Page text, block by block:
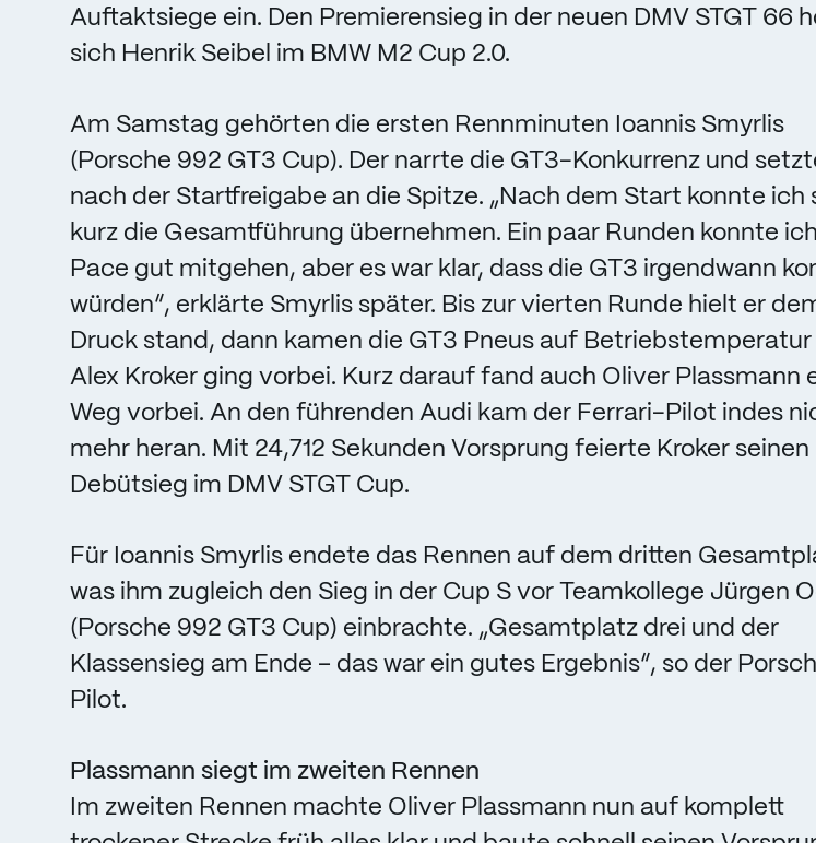
Auftaktsiege ein. Den Premierensieg in der neuen DMV STGT 66
sich Henrik Seibel im BMW M2 Cup 2.0.
Am Samstag gehörten die ersten Rennminuten Ioannis Smyrlis
(Porsche 992 GT3 Cup). Der narrte die GT3-Konkurrenz und
nach der Startfreigabe an die Spitze. „Nach dem Start konnte ich
kurz die Gesamtführung übernehmen. Ein paar Runden konnte
Pace gut mitgehen, aber es war klar, dass die GT3 irgendwann
würden“, erklärte Smyrlis später. Bis zur vierten Runde hielt er
Druck stand, dann kamen die GT3 Pneus auf Betriebstemperatur
Alex Kroker ging vorbei. Kurz darauf fand auch Oliver Plassmann
Weg vorbei. An den führenden Audi kam der Ferrari-Pilot indes
mehr heran. Mit 24,712 Sekunden Vorsprung feierte Kroker seinen
Debütsieg im DMV STGT Cup.
Für Ioannis Smyrlis endete das Rennen auf dem dritten
was ihm zugleich den Sieg in der Cup S vor Teamkollege Jürgen
(Porsche 992 GT3 Cup) einbrachte. „Gesamtplatz drei und der
Klassensieg am Ende – das war ein gutes Ergebnis“, so der
Pilot.
Plassmann siegt im zweiten Rennen
Im zweiten Rennen machte Oliver Plassmann nun auf komplett